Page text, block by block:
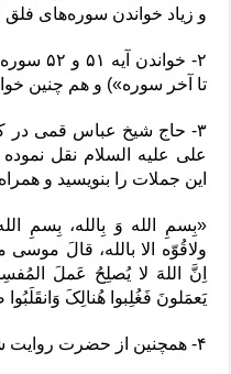
و زیاد خواندن سوره‌های فلق
۲-
تا آخر سوره») و هم چنین
۳- حاج شیخ عباس قمی در
علی علیه السلام نقل
این جملات را بنویسید و
«بِسمِ الله وَ بِالله، بِسمِ
ولاقُوّه الا بالله، قالَ
اِنَّ اللهَ لا یُصلِحُ عَملَ
یَعمَلونَ فَغُلِبوا هُنالِکَ
۴- همچنین از حضرت روایت شده است: